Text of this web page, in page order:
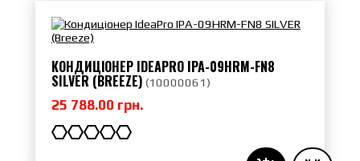
КОНДИЦІОНЕР IDEAPRO IPA-09HRM-FN8
SILVER (BREEZE) (10000061 )
25 788.00 грн.